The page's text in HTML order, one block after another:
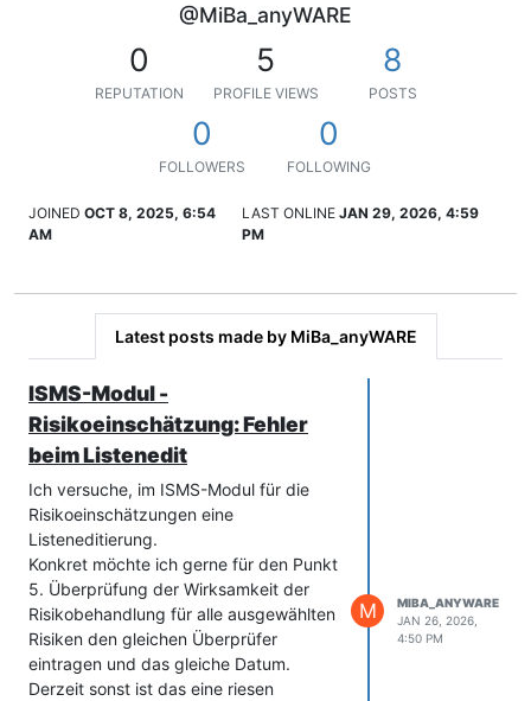
@MiBa_anyWARE
0
REPUTATION
5
PROFILE VIEWS
8
POSTS
0
FOLLOWERS
0
FOLLOWING
JOINED OCT 8, 2025, 6:54
AM
LAST ONLINE JAN 29, 2026, 4:59
PM
Latest posts made by MiBa_anyWARE
ISMS-Modul -
Risikoeinschätzung: Fehler
beim Listenedit
Ich versuche, im ISMS-Modul für die
Risikoeinschätzungen eine
Listeneditierung.
Konkret möchte ich gerne für den Punkt
5. Überprüfung der Wirksamkeit der
Risikobehandlung für alle ausgewählten
Risiken den gleichen Überprüfer
eintragen und das gleiche Datum.
Derzeit sonst ist das eine riesen
M
MIBA_ANYWARE
JAN 26, 2026,
4:50 PM